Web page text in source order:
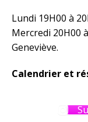
Lundi 19H00 à
Mercredi 20H00
Geneviève.
Calendrier et